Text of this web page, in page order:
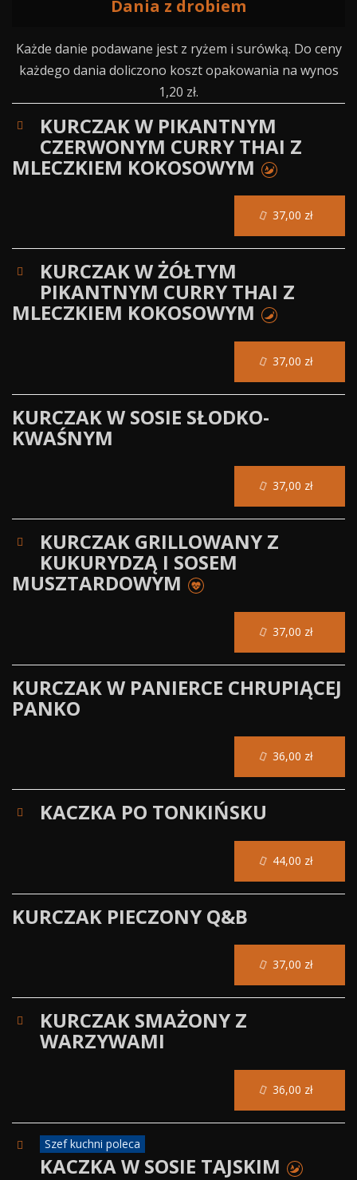
Dania z drobiem
Każde danie podawane jest z ryżem i surówką. Do ceny
każdego dania doliczono koszt opakowania na wynos
1,20 zł.
KURCZAK W PIKANTNYM
CZERWONYM CURRY THAI Z
MLECZKIEM KOKOSOWYM
KURCZAK W ŻÓŁTYM
PIKANTNYM CURRY THAI Z
MLECZKIEM KOKOSOWYM
KURCZAK W SOSIE SŁODKO-
KWAŚNYM
KURCZAK GRILLOWANY Z
KUKURYDZĄ I SOSEM
MUSZTARDOWYM
KURCZAK W PANIERCE CHRUPIĄCEJ
PANKO
KACZKA PO TONKIŃSKU
KURCZAK PIECZONY Q&B
KURCZAK SMAŻONY Z
WARZYWAMI
Szef kuchni poleca
KACZKA W SOSIE TAJSKIM